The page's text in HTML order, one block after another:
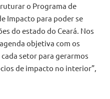
o Programa de
Impacto para poder se
do estado do Ceará. Nos
objetiva com os
setor para gerarmos
de impacto no interior”,